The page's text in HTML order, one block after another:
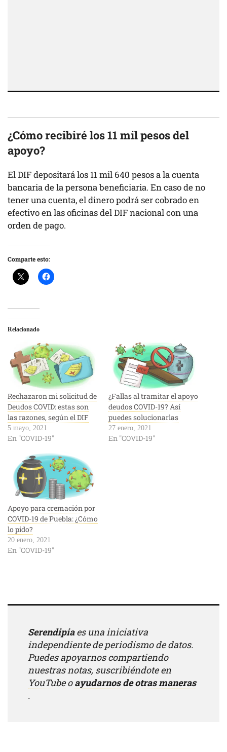
¿Cómo recibiré los 11 mil pesos del
apoyo?
El DIF depositará los 11 mil 640 pesos a la cuenta
bancaria de la persona beneficiaria. En caso de no
tener una cuenta, el dinero podrá ser cobrado en
efectivo en las oficinas del DIF nacional con una
orden de pago.
Comparte esto:
Relacionado
Rechazaron mi solicitud de
Deudos COVID: estas son
las razones, según el DIF
5 mayo, 2021
En "COVID-19"
¿Fallas al tramitar el apoyo
deudos COVID-19? Así
puedes solucionarlas
27 enero, 2021
En "COVID-19"
Apoyo para cremación por
COVID-19 de Puebla: ¿Cómo
lo pido?
20 enero, 2021
En "COVID-19"
Serendipiaes una iniciativa
independiente de periodismo de datos.
Puedes apoyarnos compartiendo
nuestras notas, suscribiéndote en
YouTubeoayudarnos de otras maneras
.